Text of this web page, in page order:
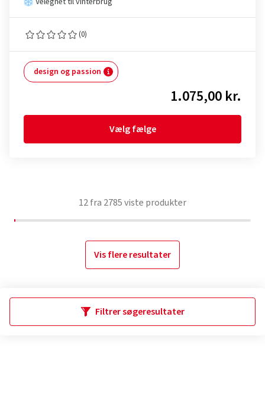
(0)
design og passion
1.075,00 kr.
Vælg fælge
12fra 2785viste produkter
Vis flere resultater
Filtrer søgeresultater